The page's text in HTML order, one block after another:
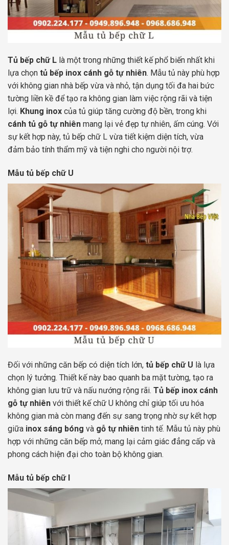
Tủ bếp chữ L là một trong những thiết kế phổ biến nhất khi
lựa chọn tủ bếp inox cánh gỗ tự nhiên. Mẫu tủ này phù hợp
với không gian nhà bếp vừa và nhỏ, tận dụng tối đa hai bức
tường liền kề để tạo ra không gian làm việc rộng rãi và tiện
lợi. Khung inox của tủ giúp tăng cường độ bền, trong khi
cánh tủ gỗ tự nhiên mang lại vẻ đẹp tự nhiên, ấm cúng. Với
sự kết hợp này, tủ bếp chữ L vừa tiết kiệm diện tích, vừa
đảm bảo tính thẩm mỹ và tiện nghi cho người nội trợ.
Mẫu tủ bếp chữ U
Đối với những căn bếp có diện tích lớn, tủ bếp chữ U là lựa
chọn lý tưởng. Thiết kế này bao quanh ba mặt tường, tạo ra
không gian lưu trữ và nấu nướng rộng rãi. Tủ bếp inox cánh
gỗ tự nhiên với thiết kế chữ U không chỉ giúp tối ưu hóa
không gian mà còn mang đến sự sang trọng nhờ sự kết hợp
giữa inox sáng bóng và gỗ tự nhiên tinh tế. Mẫu tủ này phù
hợp với những căn bếp mở, mang lại cảm giác đẳng cấp và
phong cách hiện đại cho toàn bộ không gian.
Mẫu tủ bếp chữ I